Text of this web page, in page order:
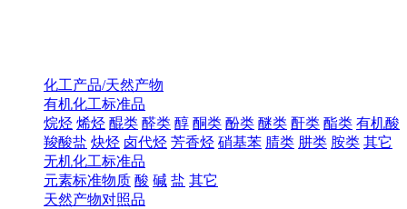
化工产品/天然产物
有机化工标准品
烷烃 烯烃 醌类 醛类 醇 酮类 酚类 醚类 酐类 酯类 有机酸
羧酸盐 炔烃 卤代烃 芳香烃 硝基苯 腈类 肼类 胺类 其它
无机化工标准品
元素标准物质 酸 碱 盐 其它
天然产物对照品